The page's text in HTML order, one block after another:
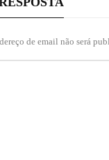
de email não será